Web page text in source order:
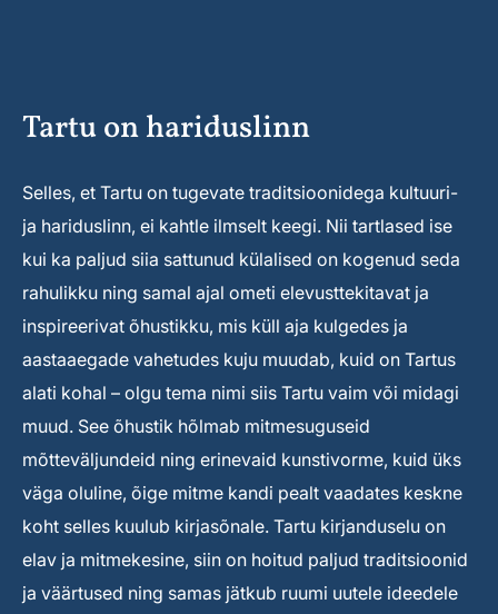
Tartu on hariduslinn
Selles, et Tartu on tugevate traditsioonidega kultuuri-
ja hariduslinn, ei kahtle ilmselt keegi. Nii tartlased ise
kui ka paljud siia sattunud külalised on kogenud seda
rahulikku ning samal ajal ometi elevusttekitavat ja
inspireerivat õhustikku, mis küll aja kulgedes ja
aastaaegade vahetudes kuju muudab, kuid on Tartus
alati kohal – olgu tema nimi siis Tartu vaim või midagi
muud. See õhustik hõlmab mitmesuguseid
mõtteväljundeid ning erinevaid kunstivorme, kuid üks
väga oluline, õige mitme kandi pealt vaadates keskne
koht selles kuulub kirjasõnale. Tartu kirjanduselu on
elav ja mitmekesine, siin on hoitud paljud traditsioonid
ja väärtused ning samas jätkub ruumi uutele ideedele